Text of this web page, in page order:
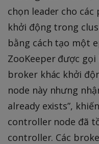
chọn leader cho
khởi động trong
bằng cách tạo một
ZooKeeper được
broker khác khởi
node này nhưng
already exists”,
controller node đã
controller. Các